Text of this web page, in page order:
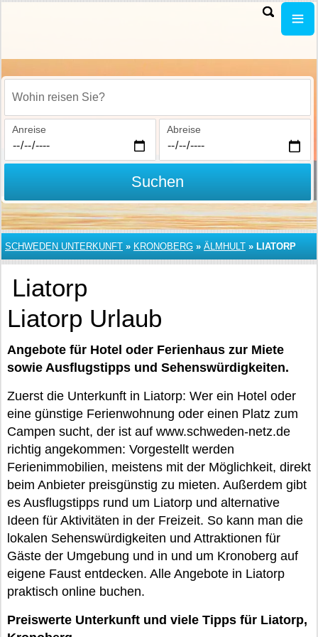
Wohin reisen Sie?
Anreise Abreise
Suchen
SCHWEDEN UNTERKUNFT » KRONOBERG » ÄLMHULT » LIATORP
Liatorp
Liatorp Urlaub
Angebote für Hotel oder Ferienhaus zur Miete
sowie Ausflugstipps und Sehenswürdigkeiten.
Zuerst die Unterkunft in Liatorp: Wer ein Hotel oder
eine günstige Ferienwohnung oder einen Platz zum
Campen sucht, der ist auf www.schweden-netz.de
richtig angekommen: Vorgestellt werden
Ferienimmobilien, meistens mit der Möglichkeit, direkt
beim Anbieter preisgünstig zu mieten. Außerdem gibt
es Ausflugstipps rund um Liatorp und alternative
Ideen für Aktivitäten in der Freizeit. So kann man die
lokalen Sehenswürdigkeiten und Attraktionen für
Gäste der Umgebung und in und um Kronoberg auf
eigene Faust entdecken. Alle Angebote in Liatorp
praktisch online buchen.
Preiswerte Unterkunft und viele Tipps für Liatorp,